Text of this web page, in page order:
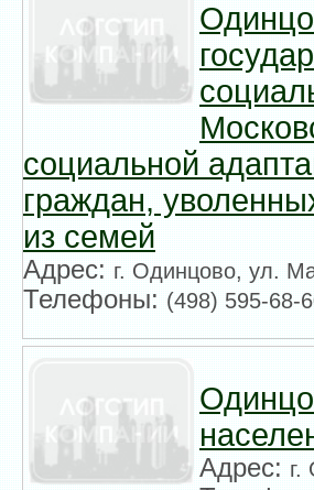
социальной
граждан,
из семей
Адрес:г. Одинцово, ул.
Телефоны:(498) 595-68-
Адрес: